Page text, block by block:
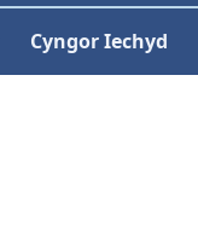
Cyngor Iechyd